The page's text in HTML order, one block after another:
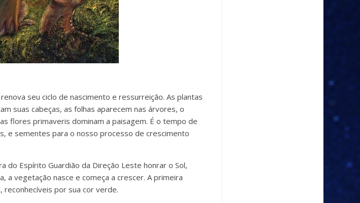
seu ciclo de nascimento e ressurreição. As plantas
suas cabeças, as folhas aparecem nas árvores, o
flores primaveris dominam a paisagem. É o tempo de
e sementes para o nosso processo de crescimento
do Espírito Guardião da Direção Leste honrar o Sol,
a vegetação nasce e começa a crescer. A primeira
por sua cor verde.